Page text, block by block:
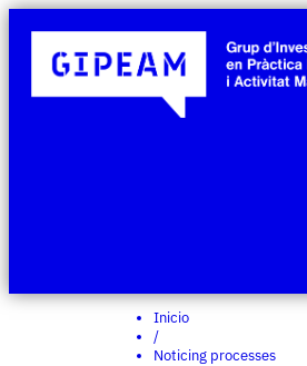
Inicio
/
Noticing processes